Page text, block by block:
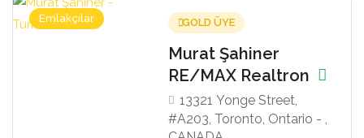
Emlakçılar GOLD ÜYE
Murat Şahiner
RE/MAX Realtron
13321 Yonge Street,
#A203, Toronto, Ontario - ,